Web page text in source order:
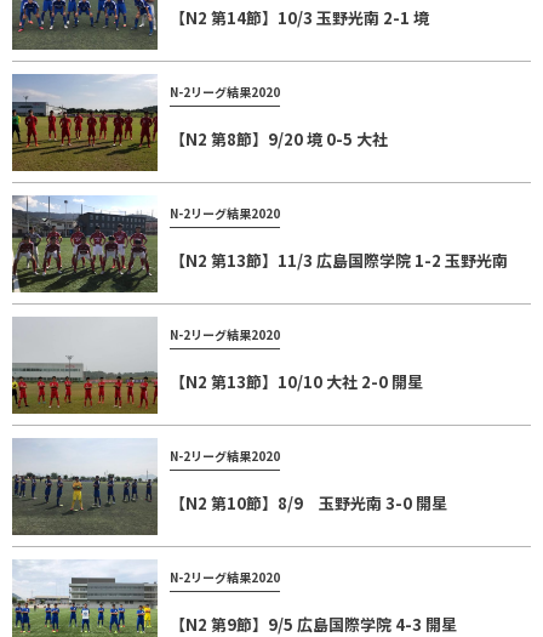
【N2 第14節】10/3 玉野光南 2-1 境
N-2リーグ結果2020
【N2 第8節】9/20 境 0-5 大社
N-2リーグ結果2020
【N2 第13節】11/3 広島国際学院 1-2 玉野光南
N-2リーグ結果2020
【N2 第13節】10/10 大社 2-0 開星
N-2リーグ結果2020
【N2 第10節】8/9 玉野光南 3-0 開星
N-2リーグ結果2020
【N2 第9節】9/5 広島国際学院 4-3 開星